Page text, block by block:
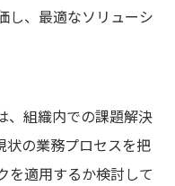
し、最適なソリューシ
、組織内での課題解決
状の業務プロセスを把
を適用するか検討して